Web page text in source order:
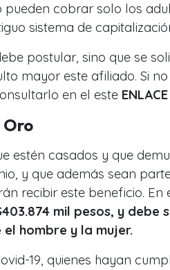
pueden cobrar solo los
sistema de
postular, sino que se
mayor este afiliado. Si
en el este ENLACE
Oro
estén casados y que
y que además sean
recibir este beneficio. En
mil pesos, y debe
hombre y la mujer.
19, quienes hayan